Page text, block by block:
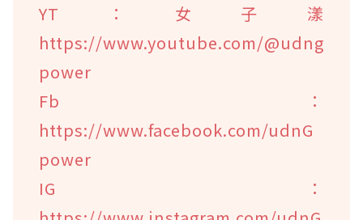
YT：女子漾
https://www.youtube.com/@udng
power
Fb：
https://www.facebook.com/udnG
power
IG：